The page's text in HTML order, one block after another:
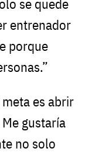
se quede
entrenador
porque
es abrir
gustaría
no solo